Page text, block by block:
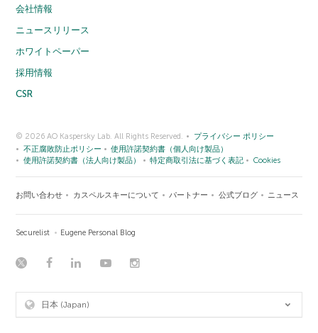
会社情報
ニュースリリース
ホワイトペーパー
採用情報
CSR
© 2026 AO Kaspersky Lab. All Rights Reserved.
プライバシー ポリシー
不正腐敗防止ポリシー
使用許諾契約書（個人向け製品）
使用許諾契約書（法人向け製品）
特定商取引法に基づく表記 Cookies
お問い合わせ カスペルスキーについて パートナー 公式ブログ ニュース
Securelist Eugene Personal Blog
日本 (Japan)